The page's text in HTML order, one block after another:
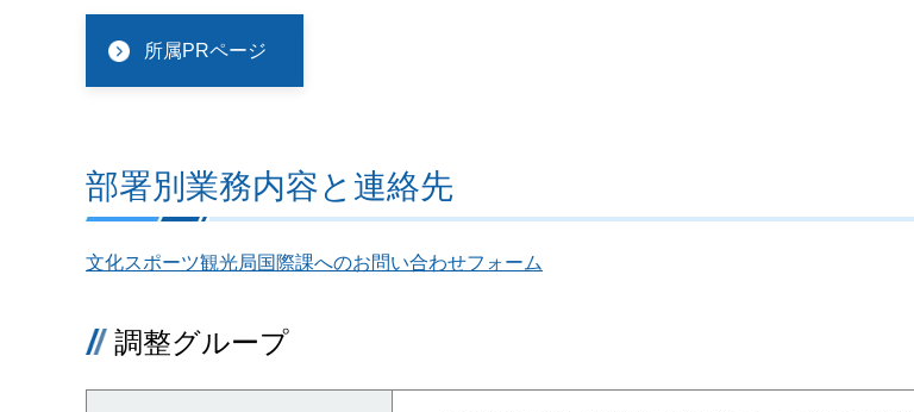
所属PRページ
部署別業務内容と連絡先
文化スポーツ観光局国際課へのお問い合わせフォーム
調整グループ